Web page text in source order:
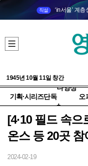
직설 ‘in서울’ 계
1945년 10월 11일 창간
기획·시리즈단독
다양성
+
오
[4·10 필드 속으
온스 등 20곳 참
2024-02-19